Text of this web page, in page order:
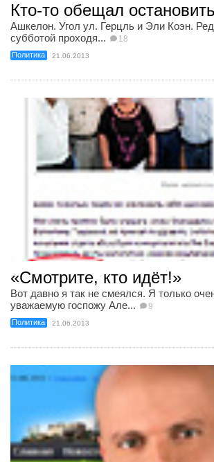
Кто-то обещал
Ашкелон. Угол ул. Герцль и Эли Коэн.
субботой проходя...
18
Политика 21.06.2013
«Смотрите, кто идёт!»
Вот давно я так не смеялся. Я только
уважаемую госпожу Але...
9
Политика 21.06.2013